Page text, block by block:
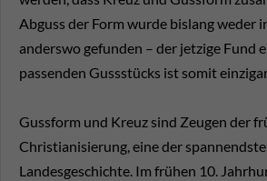
Abguss der Form wurde bislang weder
anderswo gefunden – der jetzige Fund
passenden Gussstücks ist somit
Gussform und Kreuz sind Zeugen der
Christianisierung, eine der
Landesgeschichte. Im frühen 10.